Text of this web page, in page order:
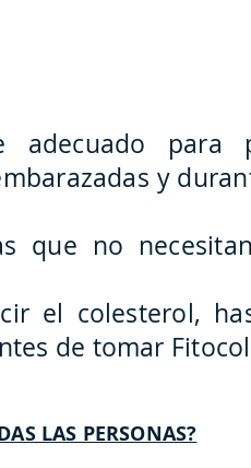
adecuado para
y
que no
el colesterol,
de tomar
LAS PERSONAS?